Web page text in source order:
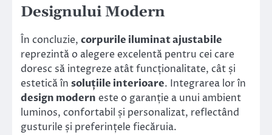
Designului Modern
În concluzie, corpurile iluminat ajustabile
reprezintă o alegere excelentă pentru cei care
doresc să integreze atât funcționalitate, cât și
estetică în soluțiile interioare. Integrarea lor în
design modern este o garanție a unui ambient
luminos, confortabil și personalizat, reflectând
gusturile și preferințele fiecăruia.